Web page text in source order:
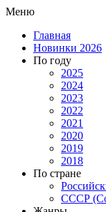
Меню
Главная
Новинки 2026
По году
2025
2024
2023
2022
2021
2020
2019
2018
По стране
СССР